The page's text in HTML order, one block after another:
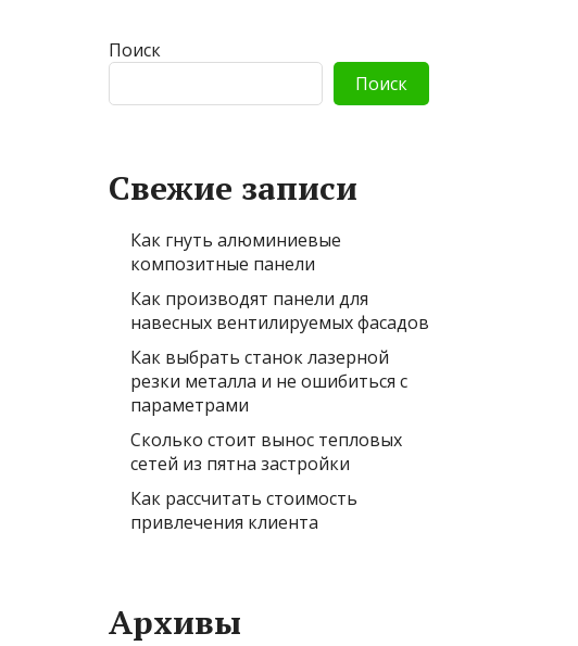
Поиск
Поиск
Свежие записи
Как гнуть алюминиевые
композитные панели
Как производят панели для
навесных вентилируемых фасадов
Как выбрать станок лазерной
резки металла и не ошибиться с
параметрами
Сколько стоит вынос тепловых
сетей из пятна застройки
Как рассчитать стоимость
привлечения клиента
Архивы